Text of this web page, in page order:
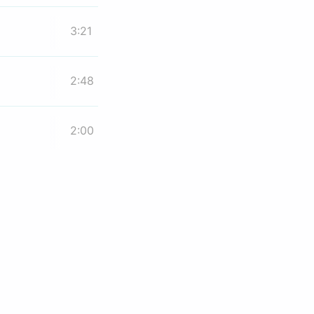
3:21
2:48
2:00